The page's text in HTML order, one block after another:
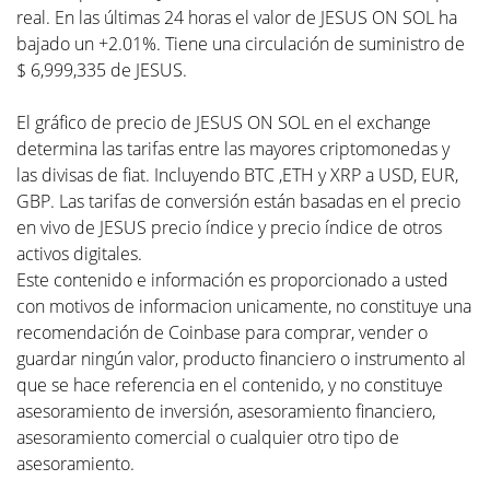
real. En las últimas 24 horas el valor de JESUS ON SOL ha
bajado un +2.01%. Tiene una circulación de suministro de
$ 6,999,335 de JESUS.
El gráfico de precio de JESUS ON SOL en el exchange
determina las tarifas entre las mayores criptomonedas y
las divisas de fiat. Incluyendo BTC ,ETH y XRP a USD, EUR,
GBP. Las tarifas de conversión están basadas en el precio
en vivo de JESUS precio índice y precio índice de otros
activos digitales.
Este contenido e información es proporcionado a usted
con motivos de informacion unicamente, no constituye una
recomendación de Coinbase para comprar, vender o
guardar ningún valor, producto financiero o instrumento al
que se hace referencia en el contenido, y no constituye
asesoramiento de inversión, asesoramiento financiero,
asesoramiento comercial o cualquier otro tipo de
asesoramiento.